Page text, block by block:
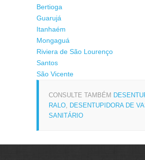
Bertioga
Guarujá
Itanhaém
Mongaguá
Riviera de São Lourenço
Santos
São Vicente
CONSULTE TAMBÉM
RALO, DESENTUPIDORA DE
SANITÁRIO